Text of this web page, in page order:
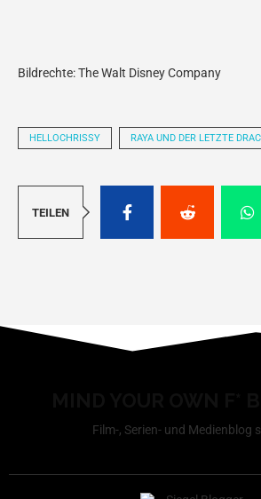
Bildrechte: The Walt Disney Company
HELLOCHRISSY RAYA UND DER LETZTE
TEILEN
Film-, Serien- und Medienblog